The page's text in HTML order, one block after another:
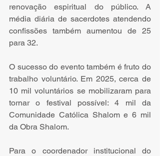
renovação espiritual do público. A
média diária de sacerdotes atendendo
confissões também aumentou de 25
para 32.
O sucesso do evento também é fruto do
trabalho voluntário. Em 2025, cerca de
10 mil voluntários se mobilizaram para
tornar o festival possível: 4 mil da
Comunidade Católica Shalom e 6 mil
da Obra Shalom.
Para o coordenador institucional do